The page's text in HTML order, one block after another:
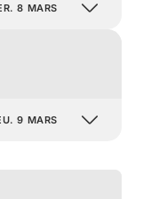
8 MARS
9 MARS